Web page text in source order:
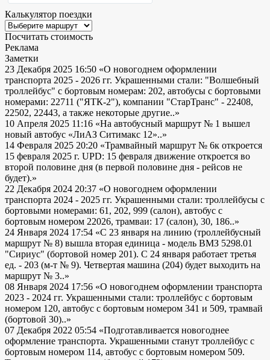
Калькулятор поездки
Посчитать стоимость
Реклама
Заметки
23 Декабря 2025 16:50 «О новогоднем оформлении
транспорта 2025 - 2026 гг. Украшенными стали: "Волшебный
троллейбус" с бортовым номерам: 202, автобусы с бортовыми
номерами: 22711 ("ЯТК-2"), компании "СтарТранс" - 22408,
22502, 22443, а также некоторые другие..»
10 Апреля 2025 11:16 «На автобусный маршрут № 1 вышел
новый автобус «ЛиАЗ Ситимакс 12»..»
14 Февраля 2025 20:20 «Трамвайный маршрут № 6к откроется
15 февраля 2025 г. UPD: 15 февраля движение откроется во
второй половине дня (в первой половине дня - рейсов не
будет).»
22 Декабря 2024 20:37 «О новогоднем оформлении
транспорта 2024 - 2025 гг. Украшенными стали: троллейбусы с
бортовыми номерами: 61, 202, 999 (салон), автобус с
бортовым номером 22026, трамваи: 17 (салон), 30, 186..»
24 Января 2024 17:54 «С 23 января на линию (троллейбусный
маршрут № 8) вышла вторая единица - модель ВМЗ 5298.01
"Сириус" (бортовой номер 201). С 24 января работает третья
ед. - 203 (м-т № 9). Четвертая машина (204) будет выходить на
маршрут № 3..»
08 Января 2024 17:56 «О новогоднем оформлении транспорта
2023 - 2024 гг. Украшенными стали: троллейбус с бортовым
номером 120, автобус с бортовым номером 341 и 509, трамвай
(бортовой 30)..»
07 Декабря 2022 05:54 «Подготавливается новогоднее
оформление транспорта. Украшенными станут троллейбус с
бортовым номером 114, автобус с бортовым номером 509.